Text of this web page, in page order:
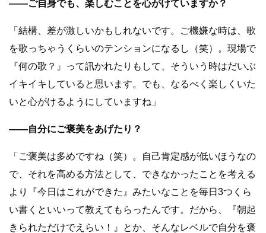
――ご自身でも、楽しむことを心がけていますか？
「結構、差が激しいかもしれないです。ご機嫌な時は、歌
を歌っちゃうくらいのテンションになるし（笑）。現場で
『何の歌？』って訊かれたりもして、そういう時はだいぶ
イキイキしていると思います。でも、なるべく楽しくいた
いと心がけるようにしていますね」
――自分にご褒美をあげたり？
「ご褒美は多めですね（笑）。自己肯定感が低いほうなの
で、それを高める方法として、できなかったことを考える
より『今日はこれができた』みたいなことを毎日3つくら
い書くといいって教えてもらったんです。だから、『朝起
きられただけでえらい！』とか、そんなレベルで自分を褒